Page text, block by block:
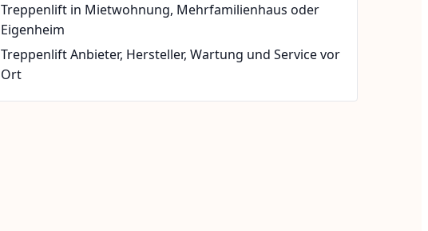
Treppenlift in Mietwohnung, Mehrfamilienhaus oder
Eigenheim
Treppenlift Anbieter, Hersteller, Wartung und Service vor
Ort